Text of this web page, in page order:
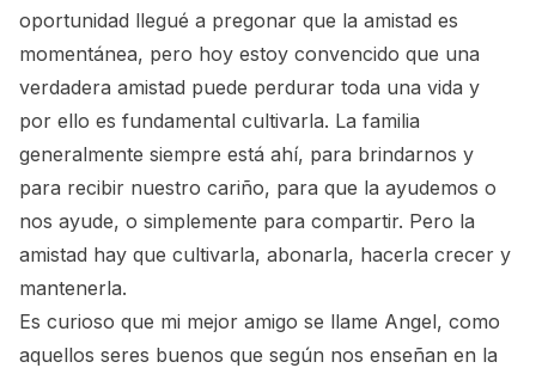
oportunidad llegué a pregonar que la amistad es
momentánea, pero hoy estoy convencido que una
verdadera amistad puede perdurar toda una vida y
por ello es fundamental cultivarla. La familia
generalmente siempre está ahí, para brindarnos y
para recibir nuestro cariño, para que la ayudemos o
nos ayude, o simplemente para compartir. Pero la
amistad hay que cultivarla, abonarla, hacerla crecer y
mantenerla.
Es curioso que mi mejor amigo se llame Angel, como
aquellos seres buenos que según nos enseñan en la